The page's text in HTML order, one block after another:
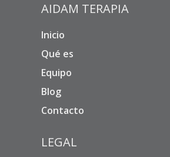
AIDAM TERAPIA
Inicio
Qué es
Equipo
Blog
Contacto
LEGAL